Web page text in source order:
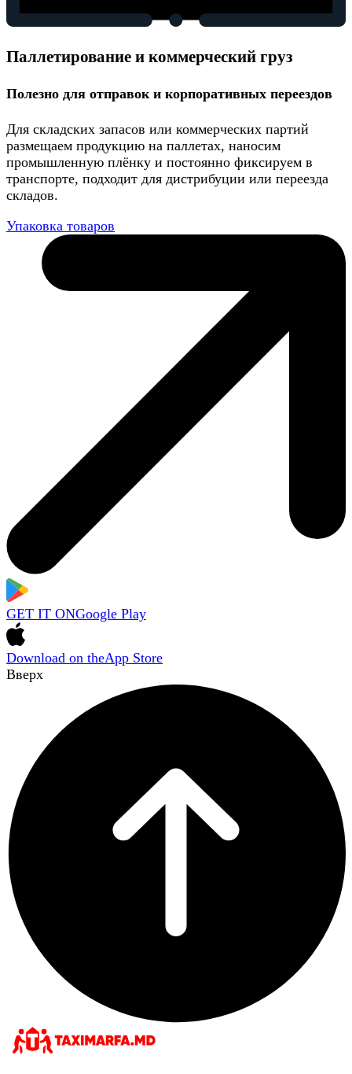
Паллетирование и коммерческий груз
Полезно для отправок и корпоративных переездов
Для складских запасов или коммерческих партий
размещаем продукцию на паллетах, наносим
промышленную плёнку и постоянно фиксируем в
транспорте, подходит для дистрибуции или переезда
складов.
Упаковка товаров
GET IT ONGoogle Play
Download on theApp Store
Вверх